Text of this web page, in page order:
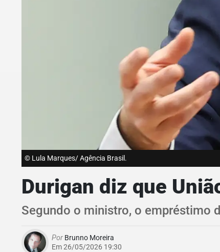
© Lula Marques/ Agência Brasil.
Durigan diz que
Segundo o ministro, o empréstimo
Por Brunno Moreira
Em 26/05/2026 19:30